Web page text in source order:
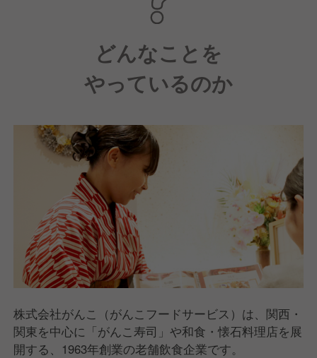
どんなことを
やっているのか
株式会社がんこ（がんこフードサービス）は、関西・
関東を中心に「がんこ寿司」や和食・懐石料理店を展
開する、1963年創業の老舗飲食企業です。